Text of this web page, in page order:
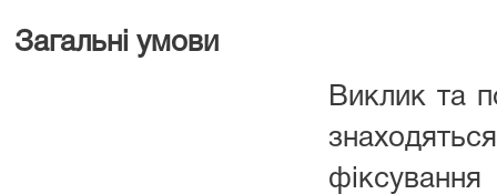
Загальні умови
Виклик та